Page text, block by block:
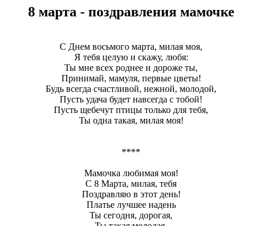
8 марта - поздравления мамочке
С Днем восьмого марта, милая моя,
Я тебя целую и скажу, любя:
Ты мне всех роднее и дороже ты,
Принимай, мамуля, первые цветы!
Будь всегда счастливой, нежной, молодой,
Пусть удача будет навсегда с тобой!
Пусть щебечут птицы только для тебя,
Ты одна такая, милая моя!
****
Мамочка любимая моя!
С 8 Марта, милая, тебя
Поздравляю в этот день!
Платье лучшее надень
Ты сегодня, дорогая,